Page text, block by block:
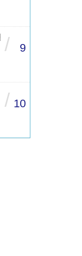
/ 9
/ 10